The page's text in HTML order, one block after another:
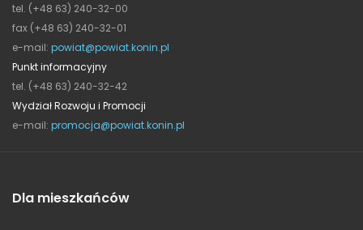
tel. (+48 63) 240-32-00
fax (+48 63) 240-32-01
e-mail: powiat@powiat.konin.pl
Punkt informacyjny
tel. (+48 63) 240-32-42
Wydział Rozwoju i Promocji
e-mail: promocja@powiat.konin.pl
Dla mieszkańców